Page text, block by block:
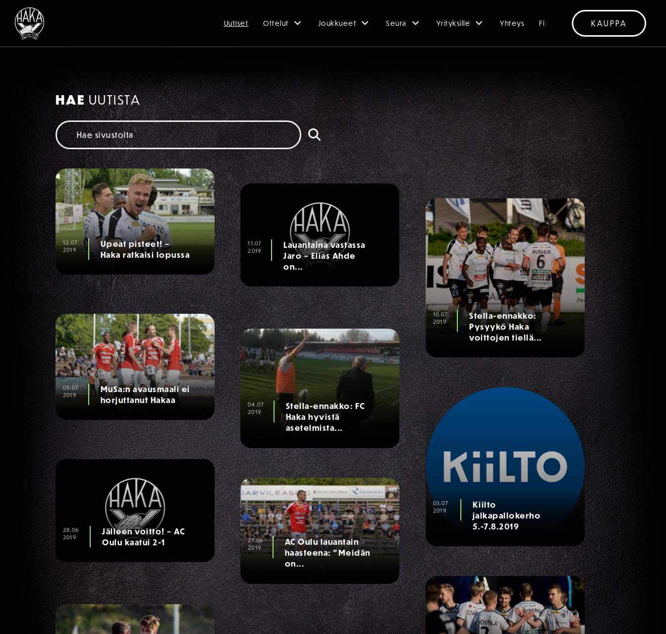
Siirry sisältöön
Uutiset Ottelut Joukkueet Seura Yrityksille Yhteys Fi KAUPPA
UUTISET
HAEUUTISTA
12.07
2019
Upeat pisteet! –
Haka ratkaisi lopussa
11.07
2019
Lauantaina vastassa
Jaro – Elias Ahde
on...
10.07
2019
Stella-ennakko:
Pysyykö Haka
voittojen tiellä...
05.07
2019
MuSa:n avausmaali ei
horjuttanut Hakaa
04.07
2019
Stella-ennakko: FC
Haka hyvistä
asetelmista...
03.07
2019
Kiilto
jalkapallokerho
5.-7.8.2019
28.06
2019
Jälleen voitto! – AC
Oulu kaatui 2-1
27.06
2019
AC Oulu lauantain
haasteena: ”Meidän
on...